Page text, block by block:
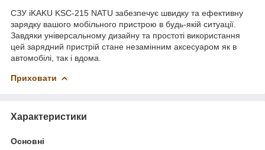
СЗУ iKAKU KSC-215 NATU забезпечує швидку та ефективну
зарядку вашого мобільного пристрою в будь-якій ситуації.
Завдяки універсальному дизайну та простоті використання
цей зарядний пристрій стане незамінним аксесуаром як в
автомобілі, так і вдома.
Приховати
Характеристики
Основні